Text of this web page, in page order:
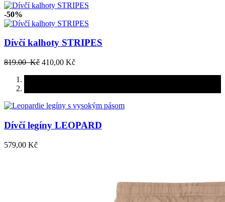
-50%
Dívčí kalhoty STRIPES
819.00 Kč 410,00 Kč
Dívčí legíny LEOPARD
579,00 Kč